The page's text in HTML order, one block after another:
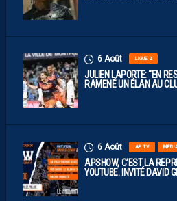
6 Août LIGUE 2
JULIEN LAPORTE: “EN
RAMENÉ UN ÉLAN AU
6 Août AP TV
APSHOW, C’EST LA
YOUTUBE. INVITÉ DAVID